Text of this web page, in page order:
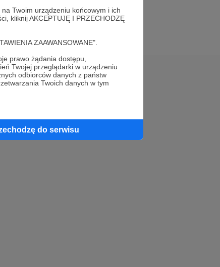
Twoim urządzeniu końcowym i ich
kliknij AKCEPTUJĘ I PRZECHODZĘ
ZAAWANSOWANE".
prawo żądania dostępu,
Twojej przeglądarki w urządzeniu
odbiorców danych z państw
Twoich danych w tym
do serwisu